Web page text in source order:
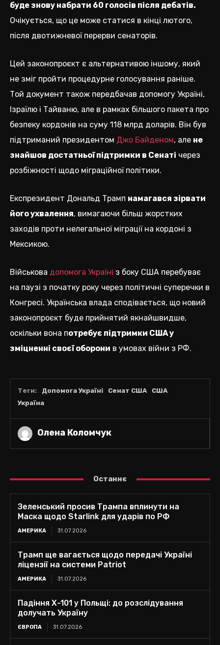
буде знову набрати 60 голосів після дебатів.
Очікується, що це може статися в кінці лютого,
після двотижневої перерви сенаторів.
Цей законопроєкт є альтернативою іншому, який
не зміг пройти процедурне голосування раніше.
Той документ також передбачав допомогу Україні,
Ізраїлю і Тайваню, але в рамках більшого пакета про
безпеку кордонів на суму 118 млрд доларів. Він був
підтриманий президентом Джо Байденом, але не
знайшов достатньої підтримки в Сенаті через
розбіжності щодо міграційної політики.
Експрезидент Дональд Трамп намагався зірвати
його ухвалення, вимагаючи більш жорстких
заходів проти нелегальної міграції на кордоні з
Мексикою.
Військова допомога Україні з боку США перебуває
на паузі з початку року через політичні суперечки в
Конгресі. Українська влада сподівається, що новий
законопроєкт буде прийнятий якнайшвидше,
оскільки вона потребує підтримки США у
зміцненні своєї оборони в умовах війни з РФ.
Олена Коломчук
Теги: Допомога Україні Сенат США
США
Україна
Останнє
Зеленський просив Трампа вплинути на
Маска щодо Starlink для ударів по РФ
АМЕРИКА 31.07.2026
Трамп ще вагається щодо передачі Україні
ліцензії на системи Patriot
АМЕРИКА 31.07.2026
Падіння Х-101 у Польщі: до розслідування
долучать Україну
ЄВРОПА 31.07.2026